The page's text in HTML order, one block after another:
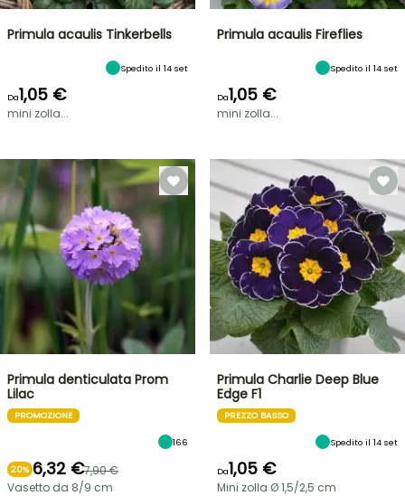
Primula acaulis Tinkerbells
Spedito il 14 set
Da1,05 €
mini zolla...
Primula acaulis Fireflies
Spedito il 14 set
Da1,05 €
mini zolla...
Primula denticulata Prom
Lilac
PROMOZIONE
166
20% 6,32 €7,90 €
Vasetto da 8/9 cm
Primula Charlie Deep Blue
Edge F1
PREZZO BASSO
Spedito il 14 set
Da1,05 €
Mini zolla Ø 1,5/2,5 cm